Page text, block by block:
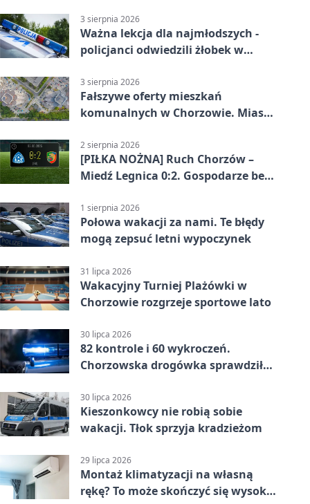
3 sierpnia 2026
Ważna lekcja dla najmłodszych -
policjanci odwiedzili żłobek w
3 sierpnia 2026
Fałszywe oferty mieszkań
komunalnych w Chorzowie. Miasto
2 sierpnia 2026
[PIŁKA NOŻNA] Ruch Chorzów –
Miedź Legnica 0:2. Gospodarze bez
1 sierpnia 2026
Połowa wakacji za nami. Te błędy
mogą zepsuć letni wypoczynek
31 lipca 2026
Wakacyjny Turniej Plażówki w
Chorzowie rozgrzeje sportowe lato
30 lipca 2026
82 kontrole i 60 wykroczeń.
Chorzowska drogówka sprawdziła
30 lipca 2026
Kieszonkowcy nie robią sobie
wakacji. Tłok sprzyja kradzieżom
29 lipca 2026
Montaż klimatyzacji na własną
rękę? To może skończyć się wysoką